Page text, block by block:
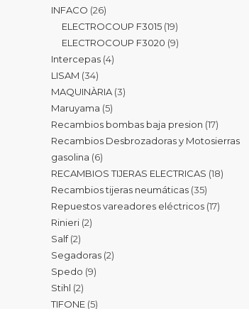
INFACO 26
ELECTROCOUP F3015 19
ELECTROCOUP F3020 9
Intercepas 4
LISAM 34
MAQUINÀRIA 3
Maruyama 5
Recambios bombas baja presion 17
Recambios Desbrozadoras y Motosierras
gasolina 6
RECAMBIOS TIJERAS ELECTRICAS 18
Recambios tijeras neumáticas 35
Repuestos vareadores eléctricos 17
Rinieri 2
Salf 2
Segadoras 2
Spedo 9
Stihl 2
TIFONE 5